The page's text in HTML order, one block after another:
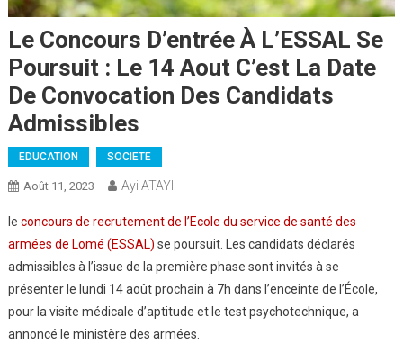
Le Concours D’entrée À L’ESSAL Se
Poursuit : Le 14 Aout C’est La Date
De Convocation Des Candidats
Admissibles
EDUCATION SOCIETE
Août 11, 2023 Ayi ATAYI
le concours de recrutement de l’Ecole du service de santé des
armées de Lomé (ESSAL) se poursuit. Les candidats déclarés
admissibles à l’issue de la première phase sont invités à se
présenter le lundi 14 août prochain à 7h dans l’enceinte de l’École,
pour la visite médicale d’aptitude et le test psychotechnique, a
annoncé le ministère des armées.